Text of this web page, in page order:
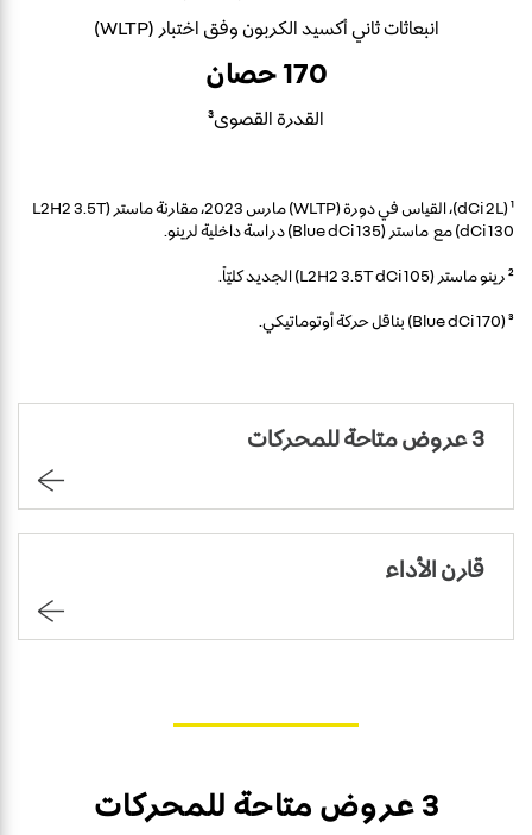
انبعاثات ثاني أكسيد الكربون وفق اختبار (WLTP)
170 حصان
القدرة القصوى³
¹ (dCi 2L)، القياس في دورة (WLTP) مارس 2023، مقارنة ماستر (L2H2 3.5T
dCi 130) مع ماستر (Blue dCi 135) دراسة داخلية لرينو.
² رينو ماستر (L2H2 3.5T dCi 105) الجديد كليّاً.
³ (Blue dCi 170) بناقل حركة أوتوماتيكي.
3 عروض متاحة للمحركات
قارن الأداء
3 عروض متاحة للمحركات